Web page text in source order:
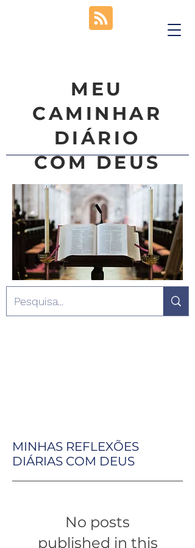
MEU
CAMINHAR
DIÁRIO
COM DEUS
MINHAS REFLEXÕES
DIÁRIAS COM DEUS
No posts
published in this